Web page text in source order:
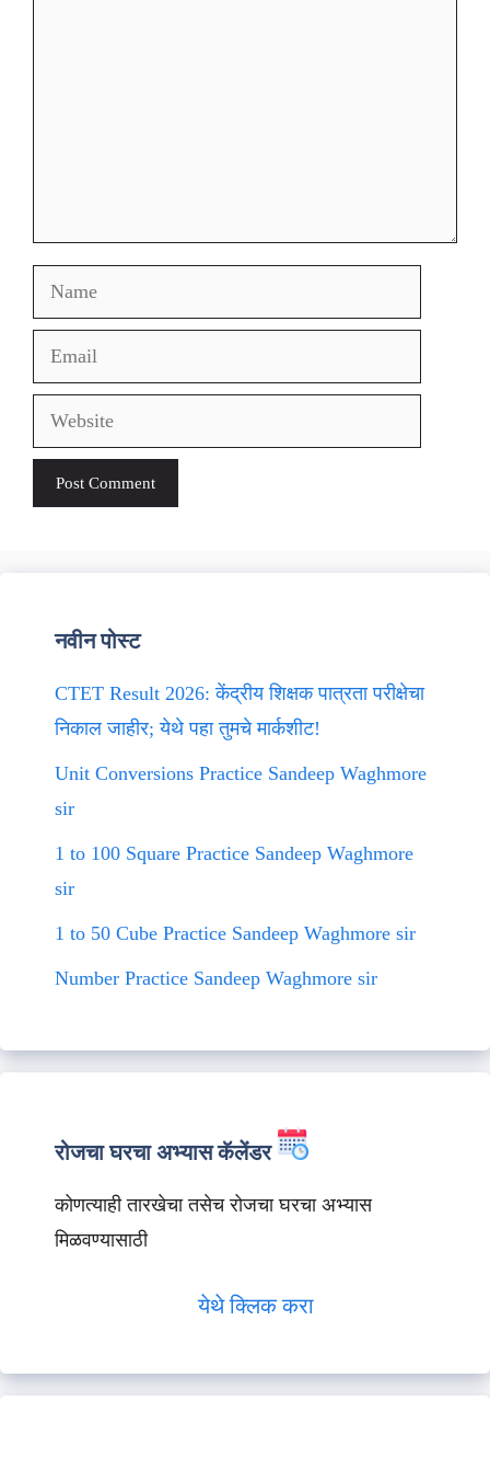
Name
Email
Website
नवीन पोस्ट
CTET Result 2026: केंद्रीय शिक्षक पात्रता परीक्षेचा
निकाल जाहीर; येथे पहा तुमचे मार्कशीट!
Unit Conversions Practice Sandeep Waghmore
sir
1 to 100 Square Practice Sandeep Waghmore
sir
1 to 50 Cube Practice Sandeep Waghmore sir
Number Practice Sandeep Waghmore sir
रोजचा घरचा अभ्यास कॅलेंडर
कोणत्याही तारखेचा तसेच रोजचा घरचा अभ्यास
मिळवण्यासाठी
येथे क्लिक करा